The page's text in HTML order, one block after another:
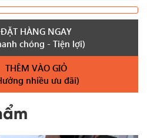
ĐẶT HÀNG NGAY
chóng - Tiện lợi)
THÊM VÀO GIỎ
nhiều ưu đãi)